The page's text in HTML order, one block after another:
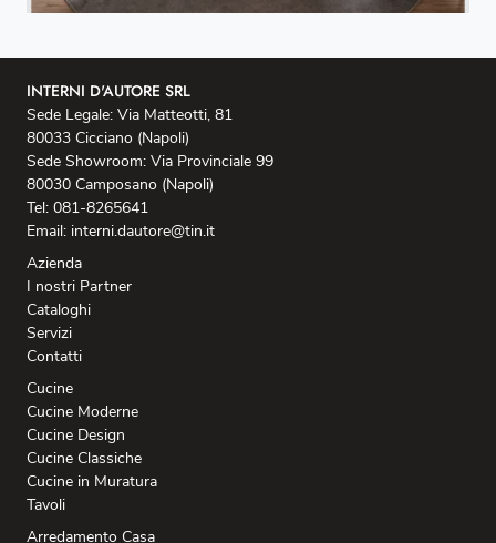
INTERNI D'AUTORE SRL
Sede Legale: Via Matteotti, 81
80033 Cicciano (Napoli)
Sede Showroom: Via Provinciale 99
80030 Camposano (Napoli)
Tel: 081-8265641
Email: interni.dautore@tin.it
Azienda
I nostri Partner
Cataloghi
Servizi
Contatti
Cucine
Cucine Moderne
Cucine Design
Cucine Classiche
Cucine in Muratura
Tavoli
Arredamento Casa